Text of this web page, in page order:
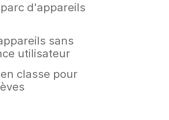
d'appareils
sans
utilisateur
classe pour